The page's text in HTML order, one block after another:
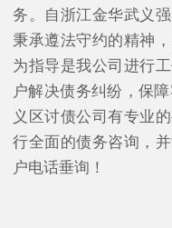
务。自浙江金华武义
秉承遵法守约的精神
为指导是我公司进行
户解决债务纠纷，保
义区讨债公司有专业
行全面的债务咨询，
户电话垂询！